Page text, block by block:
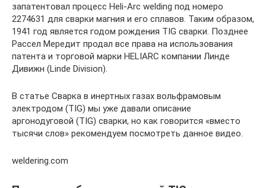
запатентовал процесс Heli-Arc welding под номеро
2274631 для сварки магния и его сплавов. Таким образом,
1941 год является годом рождения TIG сварки. Позднее
Рассел Мередит продал все права на использования
патента и торговой марки HELIARC компании Линде
Дивижн (Linde Division).
В статье Сварка в инертных газах вольфрамовым
электродом (TIG) мы уже давали описание
аргонодуговой (TIG) сварки, но как говорится «вместо
тысячи слов» рекомендуем посмотреть данное видео.
weldering.com